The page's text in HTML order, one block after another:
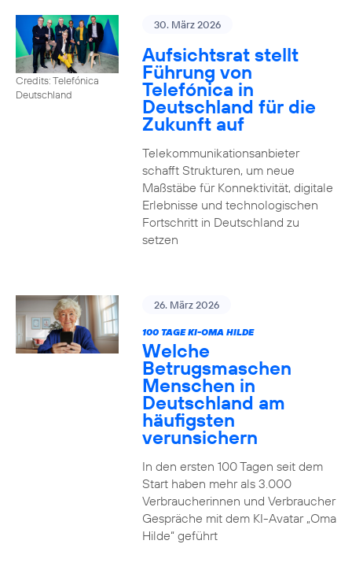
Credits: Telefónica
Deutschland
30. März 2026
Aufsichtsrat stellt
Führung von
Telefónica in
Deutschland für die
Zukunft auf
Telekommunikationsanbieter
schafft Strukturen, um neue
Maßstäbe für Konnektivität, digitale
Erlebnisse und technologischen
Fortschritt in Deutschland zu
setzen
26. März 2026
100 TAGE KI-OMA HILDE
Welche
Betrugsmaschen
Menschen in
Deutschland am
häufigsten
verunsichern
In den ersten 100 Tagen seit dem
Start haben mehr als 3.000
Verbraucherinnen und Verbraucher
Gespräche mit dem KI-Avatar „Oma
Hilde“ geführt